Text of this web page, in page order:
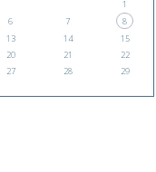
1
6 7
8
13 14
15
20 21
22
27 28
29